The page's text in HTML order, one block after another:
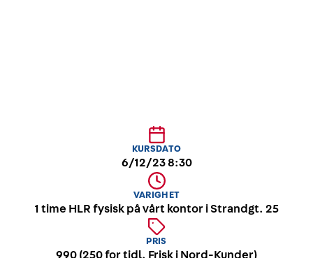
KURSDATO
6/12/23 8:30
VARIGHET
1 time HLR fysisk på vårt kontor i Strandgt. 25
PRIS
990 (250 for tidl. Frisk i Nord-Kunder)